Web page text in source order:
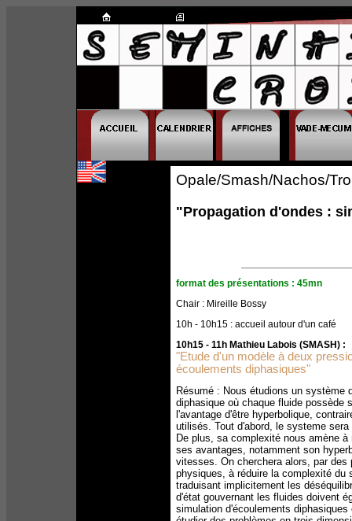
Opale/Smash/Nachos/
"Propagation d'ondes :
format des présentations : 45mn
Chair : Mireille Bossy
10h - 10h15 : accueil autour d'un café
10h15 - 11h Mathieu Labois (SMASH) :
"Etude d'un modèle à deux
écoulements diphasiques"
Résumé : Nous étudions un système
diphasique où chaque fluide possède
l'avantage d'être hyperbolique,
utilisés. Tout d'abord, le systeme
De plus, sa complexité nous amène
ses avantages, notamment son
vitesses. On cherchera alors, par des
physiques, à réduire la complexité
traduisant implicitement les
d'état gouvernant les fluides doivent
simulation d'écoulements